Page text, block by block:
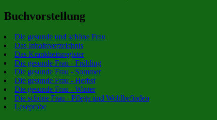
Buchvorstellung
Die gesunde und schöne Frau
Das Inhaltsverzeichnis
Das Krankheitsregister
Die gesunde Frau - Frühling
Die gesunde Frau - Sommer
Die gesunde Frau - Herbst
Die gesunde Frau - Winter
Die schöne Frau - Pflege und Wohlbefinden
Leseprobe